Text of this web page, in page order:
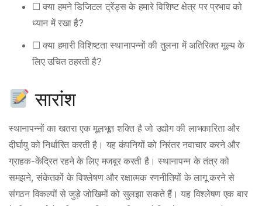
☐ क्या हमने डिजिटल ट्रेंड्स के हमारे विशिष्ट क्षेत्र पर प्रभाव को
ध्यान में रखा है?
☐ क्या हमारी विशिष्टता स्थानापन्नों की तुलना में अतिरिक्त मूल्य के
लिए उचित ठहरती है?
सारांश
स्थानापन्नों का खतरा एक मूलभूत शक्ति है जो उद्योग की लाभकारिता और
दीर्घायु को निर्धारित करती है। यह कंपनियों को निरंतर नवाचार करने और
ग्राहक-केंद्रित रहने के लिए मजबूर करती है। स्थानापन्न के तंत्र को
समझने, संकेतकों के विश्लेषण और रक्षात्मक रणनीतियों के लागू करने से
संगठन विकल्पों से जुड़े जोखिमों को सुलझा सकते हैं। यह विश्लेषण एक बार